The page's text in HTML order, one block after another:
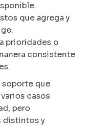
que agrega y
prioridades o
consistente
soporte que
casos
pero
distintos y